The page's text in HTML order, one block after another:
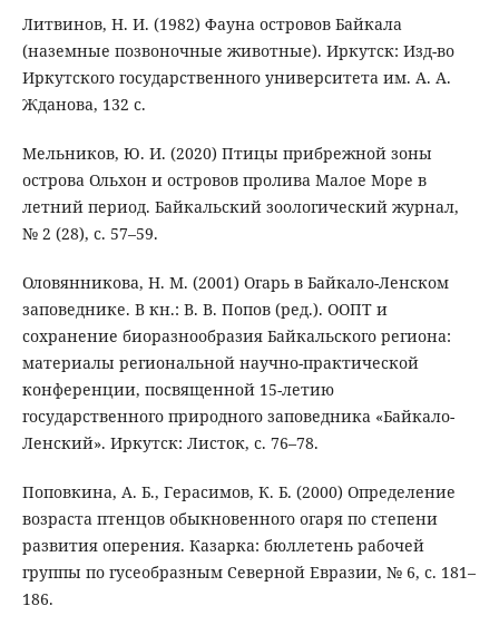
Литвинов, Н. И. (1982) Фауна островов Байкала
(наземные позвоночные животные). Иркутск: Изд-во
Иркутского государственного университета им. А. А.
Жданова, 132 с.
Мельников, Ю. И. (2020) Птицы прибрежной зоны
острова Ольхон и островов пролива Малое Море в
летний период. Байкальский зоологический журнал,
№ 2 (28), с. 57–59.
Оловянникова, Н. М. (2001) Огарь в Байкало-Ленском
заповеднике. В кн.: В. В. Попов (ред.). ООПТ и
сохранение биоразнообразия Байкальского региона:
материалы региональной научно-практической
конференции, посвященной 15-летию
государственного природного заповедника «Байкало-
Ленский». Иркутск: Листок, с. 76–78.
Поповкина, А. Б., Герасимов, К. Б. (2000) Определение
возраста птенцов обыкновенного огаря по степени
развития оперения. Казарка: бюллетень рабочей
группы по гусеобразным Северной Евразии, № 6, с. 181–
186.